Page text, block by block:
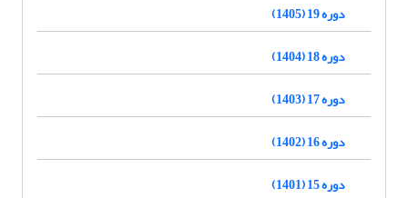
دوره 19 (1405)
دوره 18 (1404)
دوره 17 (1403)
دوره 16 (1402)
دوره 15 (1401)